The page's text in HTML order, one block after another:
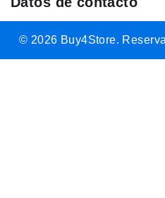
© 2026 Buy4Store.